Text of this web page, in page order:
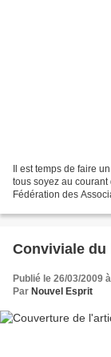
Il est temps de faire
tous soyez au
Fédération des
Conviviale du
Publié le 26/03/2009
Par Nouvel Esprit